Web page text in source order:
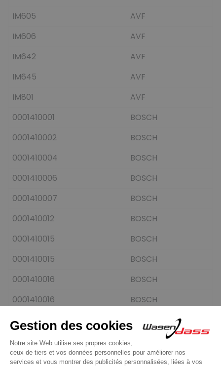
IM605
AVF
IM606
AVF
IM642
AVF
IM645
AVF
IM801
AVF
0001410001
BOSCH
0001410002
BOSCH
0001410004
BOSCH
0001410006
BOSCH
0001410007
BOSCH
0001410012
BOSCH
0001410015
BOSCH
0001410015
BOSCH
0001410016
BOSCH
0001410016
BOSCH
0001410017
0001410017
0001410018
BOSCH